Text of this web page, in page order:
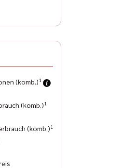
Zu
sowie
(komb.)1
(komb.)1
(komb.)1